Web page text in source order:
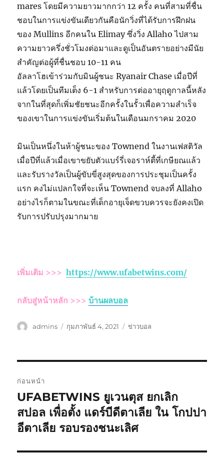
mares โดยมีความยาวมากกว่า 12 ครั้ง คนที่สามที่ชื่น
ชอบในการแข่งขันเดียวกันคือนักวิ่งที่ได้รับการฝึกฝน
ของ Mullins อีกคนใน Elimay ซึ่งวิ่ง Allaho ไปสาม
ความยาวครึ่งชั่วโมงต่อมาและดูเป็นอันตรายอย่างมีนัย
สำคัญต่อผู้ที่ชื่นชอบ 10-11 คน
อัลลาโฮเข้าร่วมกับมินผู้ชนะ Ryanair Chase เมื่อปีที่
แล้วโดยเป็นทีมเต็ง 6-1 สำหรับการต่ออายุฤดูกาลนี้หลัง
จากในที่สุดก็เพิ่มชัยชนะอีกครั้งในรั้วเพื่อความสำเร็จ
ของเขาในการแข่งขันเริ่มต้นในเดือนมกราคม 2020
มินเป็นหนึ่งในห้าผู้ชนะของ Townend ในงานเฟสติวัล
เมื่อปีที่แล้วเมื่อเขาขยับตัวแบร์รี่เจอราห์ตี้ที่เกษียณแล้ว
และรับรางวัลเป็นผู้ขับขี่สูงสุดของการประชุมเป็นครั้ง
แรก คงไม่แปลกใจที่จะเห็น Townend จบลงที่ Allaho
อย่างไรก็ตามในขณะที่เด็กอายุเจ็ดขวบควรจะยังคงเปิด
รับการปรับปรุงมากมาย
เพิ่มเติม >>> https://www.ufabetwins.com/
กลับสู่หน้าหลัก >>>บ้านผลบอล
ผู้
admins
เขียน
กุมภาพันธ์ 4, 2021
หมวด
ข่าวบอล
นำทาง
เรื่อง
ก่อนหน้า
เรื่อง
ก่อน
หน้า:
UFABETWINS ยูเวนตุส ยกเลิก
สปอล เพื่อตั้ง แดร์บีดีตาเลีย ใน โกปปา
อีตาเลีย รอบรองชนะเลิศ